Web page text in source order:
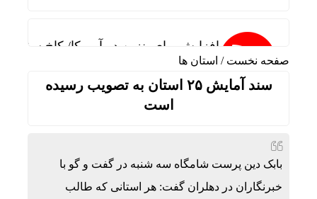
افزایش بهای بنزین در آمریکا/ کاخ
واکنش رئیس شورای عالی سیاسی یمن به
فوق‌تخصص نوزادان: شیر مادر برترین
صفحه نخست / استان ها
سند آمایش ۲۵ استان به تصویب رسیده
است
بابک دین پرست شامگاه سه شنبه در گفت و گو با
خبرنگاران در دهلران گفت: هر استانی که طالب